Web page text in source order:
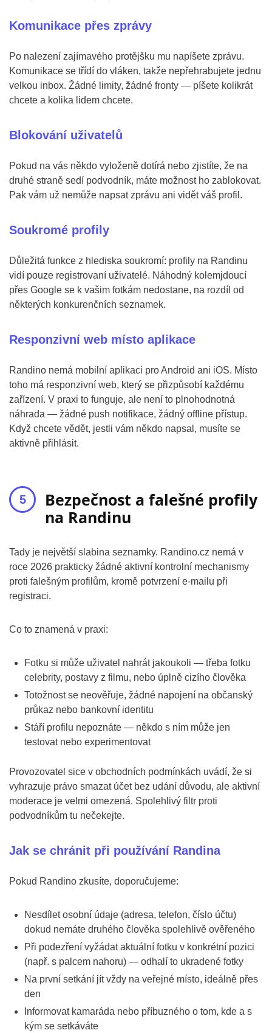
Komunikace přes zprávy
Po nalezení zajímavého protějšku mu napíšete zprávu.
Komunikace se třídí do vláken, takže nepřehrabujete jednu
velkou inbox. Žádné limity, žádné fronty — píšete kolikrát
chcete a kolika lidem chcete.
Blokování uživatelů
Pokud na vás někdo vyloženě dotírá nebo zjistíte, že na
druhé straně sedí podvodník, máte možnost ho zablokovat.
Pak vám už nemůže napsat zprávu ani vidět váš profil.
Soukromé profily
Důležitá funkce z hlediska soukromí: profily na Randinu
vidí pouze registrovaní uživatelé. Náhodný kolemjdoucí
přes Google se k vašim fotkám nedostane, na rozdíl od
některých konkurenčních seznamek.
Responzivní web místo aplikace
Randino nemá mobilní aplikaci pro Android ani iOS. Místo
toho má responzivní web, který se přizpůsobí každému
zařízení. V praxi to funguje, ale není to plnohodnotná
náhrada — žádné push notifikace, žádný offline přístup.
Když chcete vědět, jestli vám někdo napsal, musíte se
aktivně přihlásit.
Bezpečnost a falešné profily
na Randinu
Tady je největší slabina seznamky. Randino.cz nemá v
roce 2026 prakticky žádné aktivní kontrolní mechanismy
proti falešným profilům, kromě potvrzení e-mailu při
registraci.
Co to znamená v praxi:
Fotku si může uživatel nahrát jakoukoli — třeba fotku
celebrity, postavy z filmu, nebo úplně cizího člověka
Totožnost se neověřuje, žádné napojení na občanský
průkaz nebo bankovní identitu
Stáří profilu nepoznáte — někdo s ním může jen
testovat nebo experimentovat
Provozovatel sice v obchodních podmínkách uvádí, že si
vyhrazuje právo smazat účet bez udání důvodu, ale aktivní
moderace je velmi omezená. Spolehlivý filtr proti
podvodníkům tu nečekejte.
Jak se chránit při používání Randina
Pokud Randino zkusíte, doporučujeme:
Nesdílet osobní údaje (adresa, telefon, číslo účtu)
dokud nemáte druhého člověka spolehlivě ověřeného
Při podezření vyžádat aktuální fotku v konkrétní pozici
(např. s palcem nahoru) — odhalí to ukradené fotky
Na první setkání jít vždy na veřejné místo, ideálně přes
den
Informovat kamaráda nebo příbuzného o tom, kde a s
kým se setkáváte